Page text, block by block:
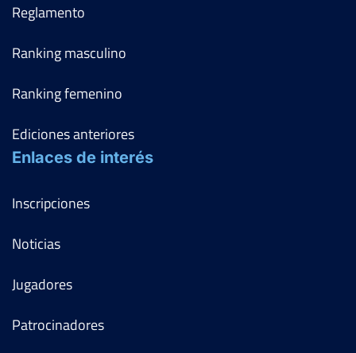
Reglamento
Ranking masculino
Ranking femenino
Ediciones anteriores
Enlaces de interés
Inscripciones
Noticias
Jugadores
Patrocinadores